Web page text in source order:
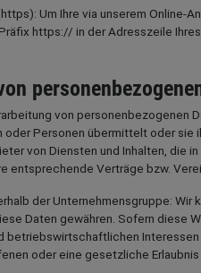
Um Ihre via unserem
https:// in der Adresszeile Ihres
von
oder Personen übermittelt oder sie
von Diensten und Inhalten, die
entsprechende Verträge bzw.
der Unternehmensgruppe:
Daten gewähren. Sofern diese
betriebswirtschaftlichen
oder eine gesetzliche Erlaubnis